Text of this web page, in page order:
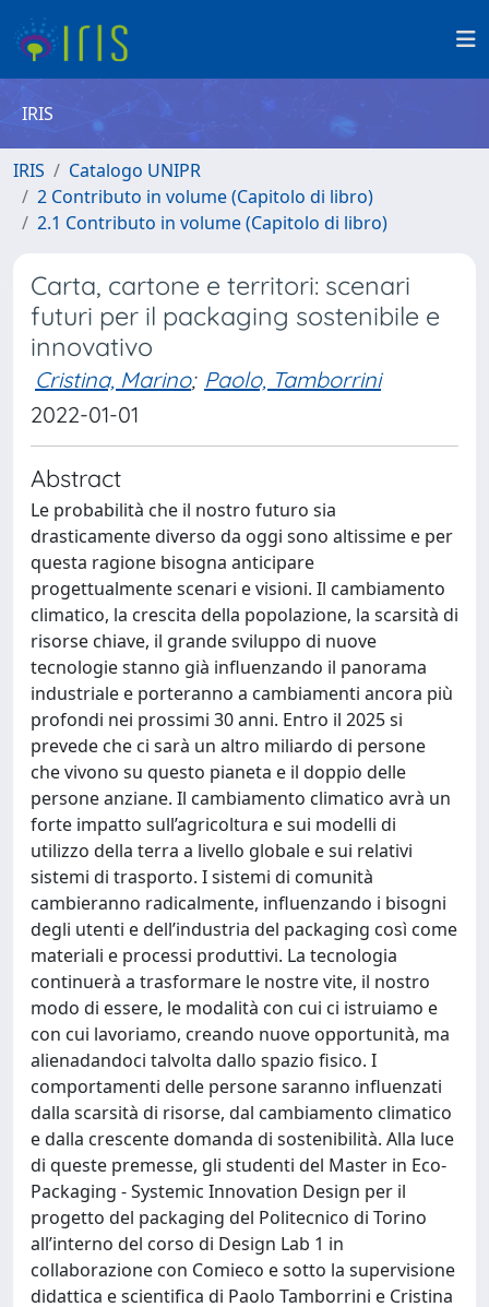
IRIS
IRIS
Catalogo UNIPR
2 Contributo in volume (Capitolo di libro)
2.1 Contributo in volume (Capitolo di libro)
Carta, cartone e territori: scenari
futuri per il packaging sostenibile e
innovativo
Cristina, Marino; Paolo, Tamborrini
2022-01-01
Abstract
Le probabilità che il nostro futuro sia
drasticamente diverso da oggi sono altissime e per
questa ragione bisogna anticipare
progettualmente scenari e visioni. Il cambiamento
climatico, la crescita della popolazione, la scarsità di
risorse chiave, il grande sviluppo di nuove
tecnologie stanno già influenzando il panorama
industriale e porteranno a cambiamenti ancora più
profondi nei prossimi 30 anni. Entro il 2025 si
prevede che ci sarà un altro miliardo di persone
che vivono su questo pianeta e il doppio delle
persone anziane. Il cambiamento climatico avrà un
forte impatto sull’agricoltura e sui modelli di
utilizzo della terra a livello globale e sui relativi
sistemi di trasporto. I sistemi di comunità
cambieranno radicalmente, influenzando i bisogni
degli utenti e dell’industria del packaging così come
materiali e processi produttivi. La tecnologia
continuerà a trasformare le nostre vite, il nostro
modo di essere, le modalità con cui ci istruiamo e
con cui lavoriamo, creando nuove opportunità, ma
alienadandoci talvolta dallo spazio fisico. I
comportamenti delle persone saranno influenzati
dalla scarsità di risorse, dal cambiamento climatico
e dalla crescente domanda di sostenibilità. Alla luce
di queste premesse, gli studenti del Master in Eco-
Packaging - Systemic Innovation Design per il
progetto del packaging del Politecnico di Torino
all’interno del corso di Design Lab 1 in
collaborazione con Comieco e sotto la supervisione
didattica e scientifica di Paolo Tamborrini e Cristina